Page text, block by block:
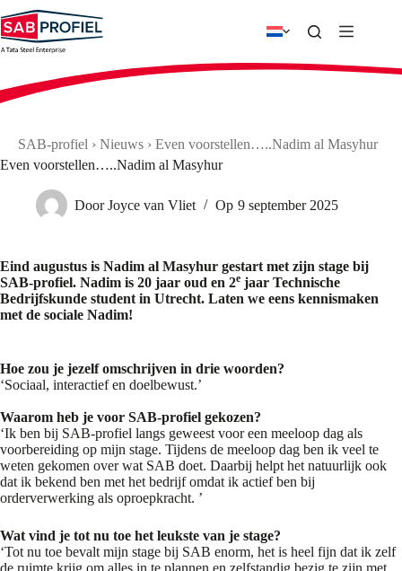
naar
de
inhoud
SAB-profiel › Nieuws › Even voorstellen…..Nadim al Masyhur
Even voorstellen…..Nadim al Masyhur
Door Joyce van Vliet Op 9 september 2025
Eind augustus is Nadim al Masyhur gestart met zijn stage bij
SAB-profiel. Nadim is 20 jaar oud en 2e jaar Technische
Bedrijfskunde student in Utrecht. Laten we eens kennismaken
met de sociale Nadim!
Hoe zou je jezelf omschrijven in drie woorden?
‘Sociaal, interactief en doelbewust.’
Waarom heb je voor SAB-profiel gekozen?
‘Ik ben bij SAB-profiel langs geweest voor een meeloop dag als
voorbereiding op mijn stage. Tijdens de meeloop dag ben ik veel te
weten gekomen over wat SAB doet. Daarbij helpt het natuurlijk ook
dat ik bekend ben met het bedrijf omdat ik actief ben bij
orderverwerking als oproepkracht. ’
Wat vind je tot nu toe het leukste van je stage?
‘Tot nu toe bevalt mijn stage bij SAB enorm, het is heel fijn dat ik zelf
de ruimte krijg om alles in te plannen en zelfstandig bezig te zijn met